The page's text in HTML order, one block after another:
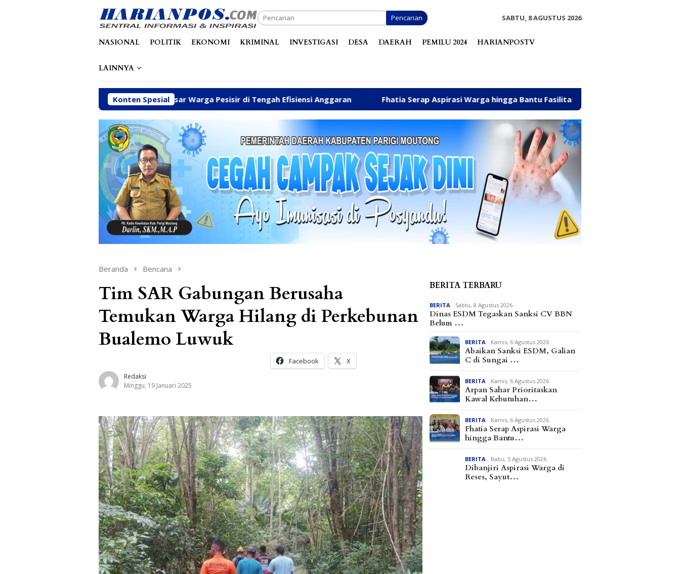
Pencarian SABTU, 8 AGUSTUS 2026
NASIONAL POLITIK EKONOMI KRIMINAL INVESTIGASI DESA DAERAH PEMILU 2024 HARIANPOSTV
LAINNYA
Konten Spesial
Kawal Kebutuhan Dasar Warga Pesisir di Tengah Efisiensi Anggaran Fhatia Serap Aspirasi Warga hingga Bantu Fasilitas Tempat Ibadah Pakai Dana Pribadi
Beranda Bencana
Tim SAR Gabungan Berusaha
Temukan Warga Hilang di Perkebunan
Bualemo Luwuk
Redaksi
Minggu, 19 Januari 2025
Facebook X
BERITA TERBARU
BERITA Sabtu, 8 Agustus 2026
Dinas ESDM Tegaskan Sanksi CV BBN
Belum …
BERITA Kamis, 6 Agustus 2026
Abaikan Sanksi ESDM, Galian
C di Sungai …
BERITA Kamis, 6 Agustus 2026
Arpan Sahar Prioritaskan
Kawal Kebutuhan…
BERITA Kamis, 6 Agustus 2026
Fhatia Serap Aspirasi Warga
hingga Bantu…
BERITA Rabu, 5 Agustus 2026
Dibanjiri Aspirasi Warga di
Reses, Sayut…